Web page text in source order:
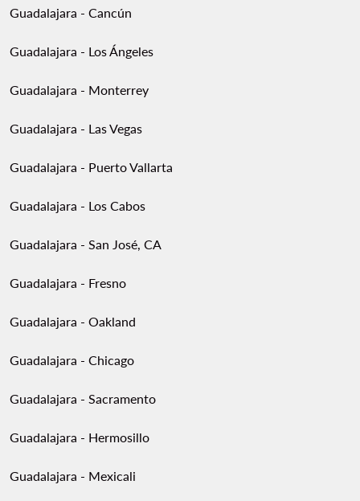
Guadalajara - Cancún
Guadalajara - Los Ángeles
Guadalajara - Monterrey
Guadalajara - Las Vegas
Guadalajara - Puerto Vallarta
Guadalajara - Los Cabos
Guadalajara - San José, CA
Guadalajara - Fresno
Guadalajara - Oakland
Guadalajara - Chicago
Guadalajara - Sacramento
Guadalajara - Hermosillo
Guadalajara - Mexicali